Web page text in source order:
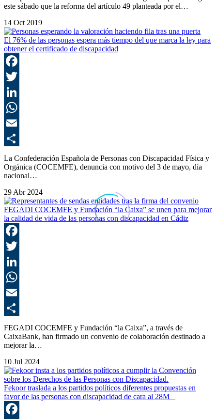
este sábado que la reforma del artículo 49 planteada por el…
14 Oct 2019
El 76% de las personas espera más tiempo del que marca la ley para
obtener el certificado de discapacidad
La Confederación Española de Personas con Discapacidad Física y
Orgánica (COCEMFE), denuncia con motivo del 3 de mayo, día
nacional…
29 Abr 2024
FEGADI COCEMFE y Fundación “la Caixa” se unen para mejorar
la calidad de vida de las personas con discapacidad en Cádiz
FEGADI COCEMFE y Fundación “la Caixa”, a través de
CaixaBank, han firmado un convenio de colaboración destinado a
mejorar la…
10 Jul 2024
Fekoor traslada a los partidos políticos diferentes propuestas en
favor de las personas con discapacidad de cara al 28M